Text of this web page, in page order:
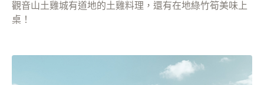
觀音山土雞城有道地的土雞料理，還有在地綠竹筍美味上
桌！